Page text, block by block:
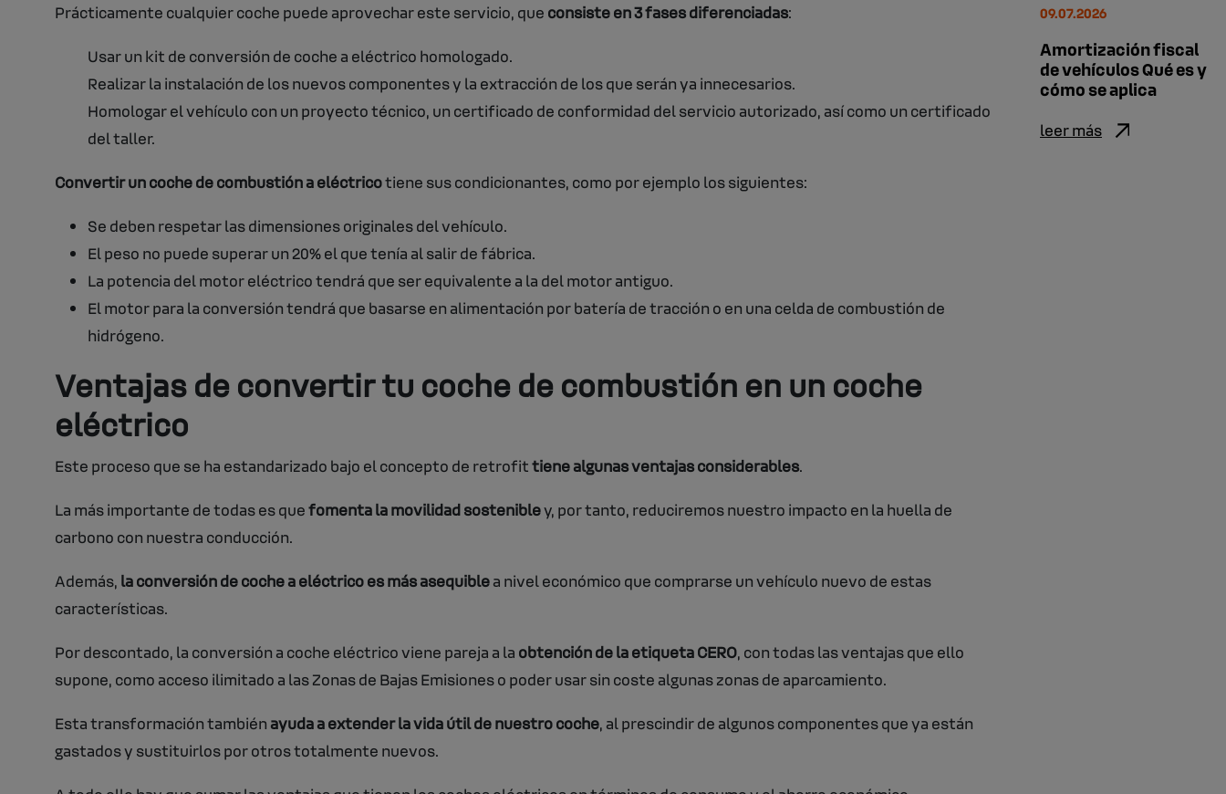
Prácticamente cualquier coche puede aprovechar este servicio, que consiste en 3 fases diferenciadas:
Usar un kit de conversión de coche a eléctrico homologado.
Realizar la instalación de los nuevos componentes y la extracción de los que serán ya innecesarios.
Homologar el vehículo con un proyecto técnico, un certificado de conformidad del servicio autorizado, así como un certificado
del taller.
Convertir un coche de combustión a eléctricotiene sus condicionantes, como por ejemplo los siguientes:
Se deben respetar las dimensiones originales del vehículo.
El peso no puede superar un 20% el que tenía al salir de fábrica.
La potencia del motor eléctrico tendrá que ser equivalente a la del motor antiguo.
El motor para la conversión tendrá que basarse en alimentación por batería de tracción o en una celda de combustión de
hidrógeno.
Ventajas de convertir tu coche de combustión en un coche
eléctrico
Este proceso que se ha estandarizado bajo el concepto de retrofittiene algunas ventajas considerables.
La más importante de todas es quefomenta la movilidad sostenibley, por tanto, reduciremos nuestro impacto en la huella de
carbono con nuestra conducción.
Además, la conversión de coche a eléctrico es más asequiblea nivel económico que comprarse un vehículo nuevo de estas
características.
Por descontado, la conversión a coche eléctrico viene pareja a la obtención de la etiqueta CERO, con todas las ventajas que ello
supone, como acceso ilimitado a las Zonas de Bajas Emisiones o poder usar sin coste algunas zonas de aparcamiento.
Esta transformación también ayuda a extender la vida útil de nuestro coche, al prescindir de algunos componentes que ya están
gastados y sustituirlos por otros totalmente nuevos.
Amortización fiscal
de vehículos Qué es y
cómo se aplica
09.07.2026
leer más